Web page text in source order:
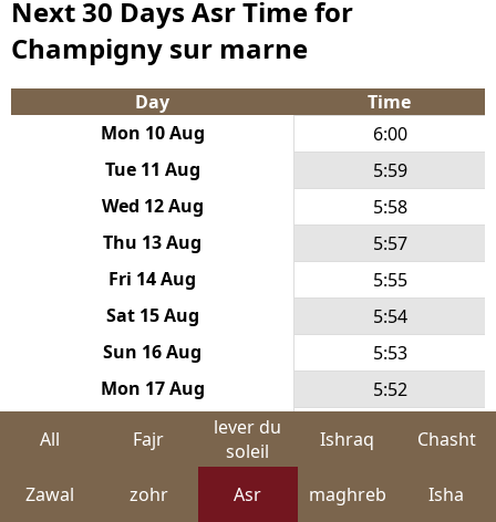
Next 30 Days Asr Time for
Champigny sur marne
Day
Time
Mon 10 Aug
6:00
Tue 11 Aug
5:59
Wed 12 Aug
5:58
Thu 13 Aug
5:57
Fri 14 Aug
5:55
Sat 15 Aug
5:54
Sun 16 Aug
5:53
Mon 17 Aug
5:52
Wed 19 Aug
Thu 20 Aug
5:48
All Fajr
lever du
soleil
Ishraq Chasht
Zawal zohr Asr maghreb Isha